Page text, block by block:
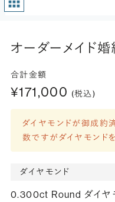
オーダーメイド
合計金額
¥171,000 (税込)
ダイヤモンドが御成約
数ですがダイヤモンド
ダイヤモンド
0.300ct Round ダイヤ